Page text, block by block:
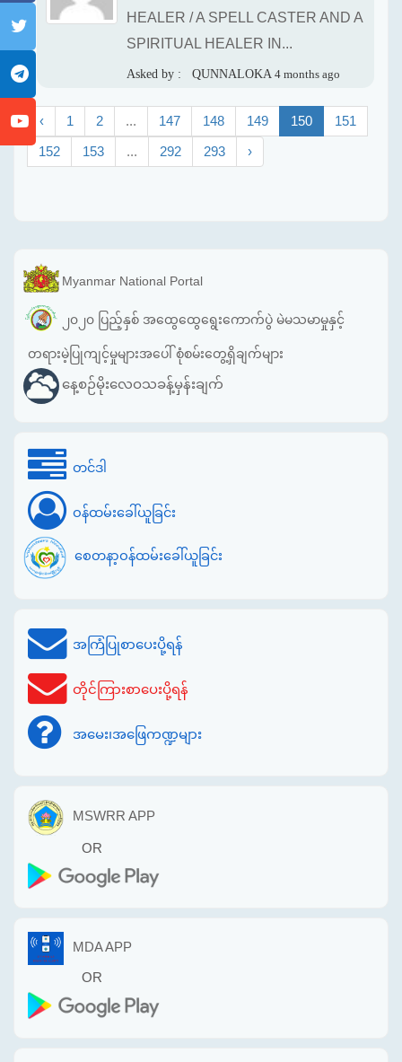
HEALER / A SPELL CASTER AND A
SPIRITUAL HEALER IN...
Asked by : QUNNALOKA 4 months ago
‹ 1 2 ... 147 148 149 150 151
152 153 ... 292 293 ›
Myanmar National Portal
၂၀၂၀ ပြည့်နှစ် အထွေထွေရွေးကောက်ပွဲ မဲမသမာမှုနှင့်
တရားမဲ့ပြုကျင့်မှုများအပေါ် စုံစမ်းတွေ့ရှိချက်များ
နေ့စဉ်မိုးလေဝသခန့်မှန်းချက်
တင်ဒါ
ဝန်ထမ်းခေါ်ယူခြင်း
စေတနာ့ဝန်ထမ်းခေါ်ယူခြင်း
အကြံပြုစာပေးပို့ရန်
တိုင်ကြားစာပေးပို့ရန်
အမေး၊အဖြေကဏ္ဍများ
MSWRR APP
OR
MDA APP
OR